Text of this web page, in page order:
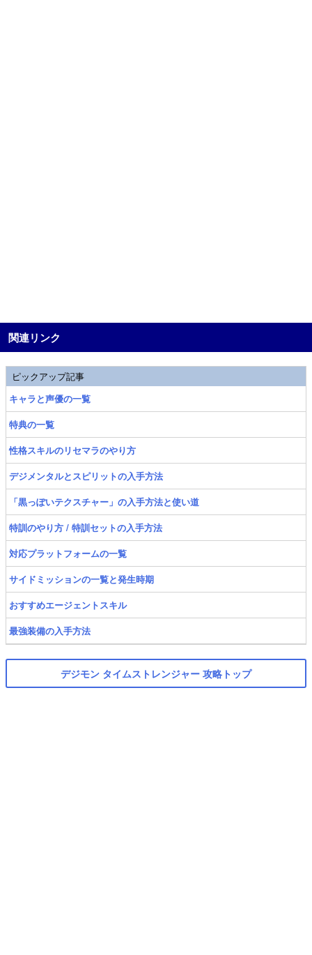
関連リンク
ピックアップ記事
キャラと声優の一覧
特典の一覧
性格スキルのリセマラのやり方
デジメンタルとスピリットの入手方法
「黒っぽいテクスチャー」の入手方法と使い道
特訓のやり方 / 特訓セットの入手方法
対応プラットフォームの一覧
サイドミッションの一覧と発生時期
おすすめエージェントスキル
最強装備の入手方法
デジモン タイムストレンジャー 攻略トップ